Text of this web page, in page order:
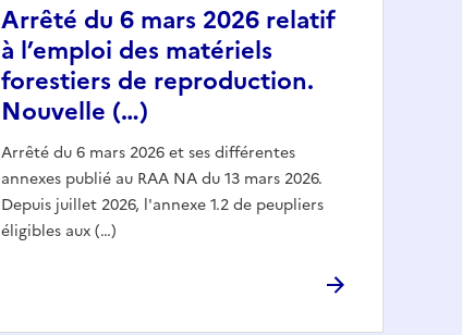
Arrêté du 6 mars 2026 relatif
à l’emploi des matériels
forestiers de reproduction.
Nouvelle (…)
Arrêté du 6 mars 2026 et ses différentes
annexes publié au RAA NA du 13 mars 2026.
Depuis juillet 2026, l'annexe 1.2 de peupliers
éligibles aux (…)